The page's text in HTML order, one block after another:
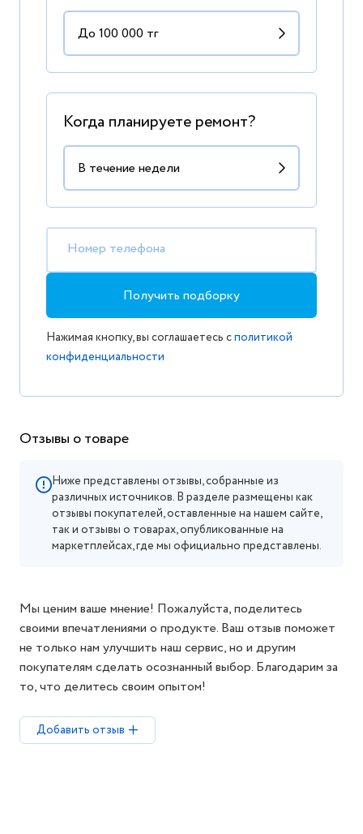
Когда планируете ремонт?
Номер телефона
Получить подборку
Нажимая кнопку, вы соглашаетесь сполитикой
конфиденциальности
Отзывы о товаре
Ниже представлены отзывы, собранные из
различных источников. В разделе размещены как
отзывы покупателей, оставленные на нашем сайте,
так и отзывы о товарах, опубликованные на
маркетплейсах, где мы официально представлены.
Мы ценим ваше мнение! Пожалуйста, поделитесь
своими впечатлениями о продукте. Ваш отзыв поможет
не только нам улучшить наш сервис, но и другим
покупателям сделать осознанный выбор. Благодарим за
то, что делитесь своим опытом!
Добавить отзыв